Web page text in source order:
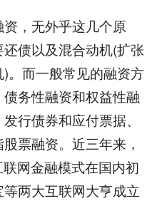
，无外乎这几个原
债以及混合动机(扩张
。而一般常见的融资方
务性融资和权益性融
行债券和应付票据、
票融资。近三年来，
网金融模式在国内初
两大互联网大亨成立